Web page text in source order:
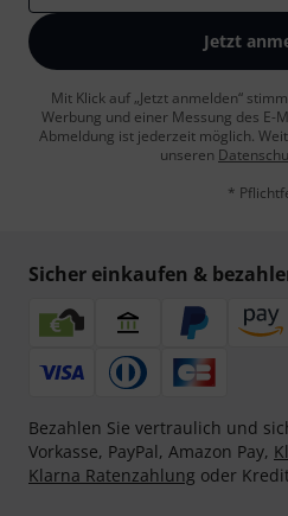
Jetzt
Mit Klick auf „Jetzt anmelden“
Werbung und einer Messung des E-
Abmeldung ist jederzeit möglich.
unseren
*
Sicher einkaufen &
Bezahlen Sie vertraulich und
Vorkasse, PayPal, Amazon Pay,
Klarna Ratenzahlung oder